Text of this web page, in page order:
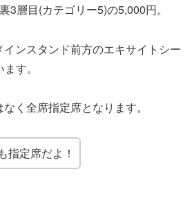
3層目(カテゴリー5)の5,000円。
ンスタンド前方のエキサイトシー
す。
く全席指定席となります。
指定席だよ！